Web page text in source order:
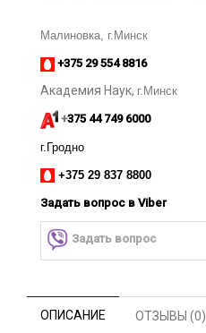
Малиновка, г.Минск
+375 29 554 8816
Академия Наук, г.Минск
+375 44 749 6000
г.Гродно
+375 29 837 8800
Задать вопрос в Viber
Задать вопрос
ОПИСАНИЕ ОТЗЫВЫ (0)